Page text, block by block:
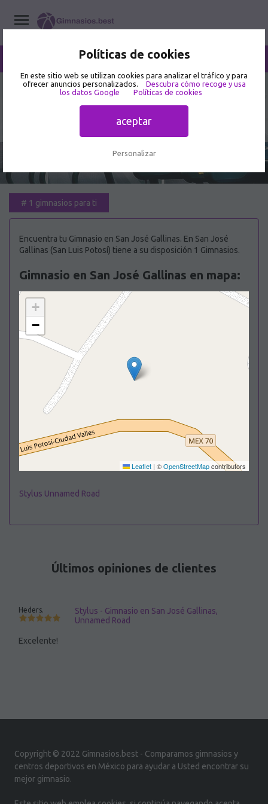
Políticas de cookies
En este sitio web se utilizan cookies para analizar el tráfico y para
ofrecer anuncios personalizados.
Descubra cómo recoge y usa
los datos Google
Políticas de cookies
aceptar
Personalizar
San Luis Potosí /San José Gallinas
Mejor Gimnasio en San José
# 1 gimnasios para ti
Encuentra tu Gimnasio en San José Gallinas. En San José
Gallinas (San Luis Potosí) tiene a su disposición 1 Gimnasios.
Gimnasio en San José Gallinas en mapa:
+
−
Leaflet | ©OpenStreetMapcontributors
Stylus Unnamed Road
Últimos opiniones de clientes
Heders.
Stylus - Gimnasio en San José Gallinas,
Unnamed Road
Excelente!
Copyright © 2022 Gimnasios.best - Comparamos gimnasios y
centros deportivos en México para ayudar a Usted encontrar su
mejor gimnasio.